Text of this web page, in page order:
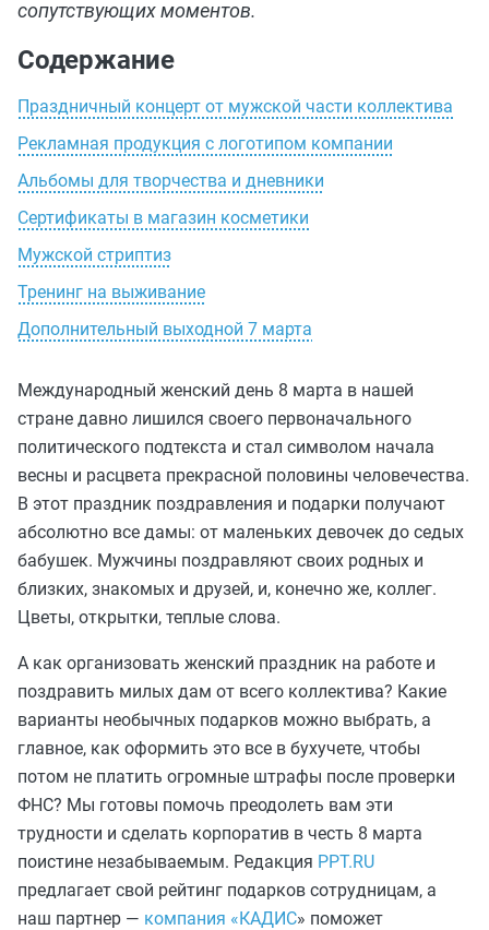
сопутствующих моментов.
Содержание
Праздничный концерт от мужской части коллектива
Рекламная продукция с логотипом компании
Альбомы для творчества и дневники
Сертификаты в магазин косметики
Мужской стриптиз
Тренинг на выживание
Дополнительный выходной 7 марта
Международный женский день 8 марта в нашей
стране давно лишился своего первоначального
политического подтекста и стал символом начала
весны и расцвета прекрасной половины человечества.
В этот праздник поздравления и подарки получают
абсолютно все дамы: от маленьких девочек до седых
бабушек. Мужчины поздравляют своих родных и
близких, знакомых и друзей, и, конечно же, коллег.
Цветы, открытки, теплые слова.
А как организовать женский праздник на работе и
поздравить милых дам от всего коллектива? Какие
варианты необычных подарков можно выбрать, а
главное, как оформить это все в бухучете, чтобы
потом не платить огромные штрафы после проверки
ФНС? Мы готовы помочь преодолеть вам эти
трудности и сделать корпоратив в честь 8 марта
поистине незабываемым. Редакция PPT.RU
предлагает свой рейтинг подарков сотрудницам, а
наш партнер — компания «КАДИС» поможет